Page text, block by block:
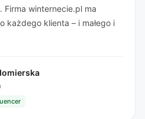
Firma winternecie.pl ma
każdego klienta – i małego i